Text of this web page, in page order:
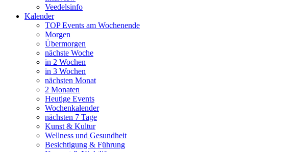
Veedelsinfo
Kalender
TOP Events am Wochenende
Morgen
Übermorgen
nächste Woche
in 2 Wochen
in 3 Wochen
nächsten Monat
2 Monaten
Heutige Events
Wochenkalender
nächsten 7 Tage
Kunst & Kultur
Wellness und Gesundheit
Besichtigung & Führung